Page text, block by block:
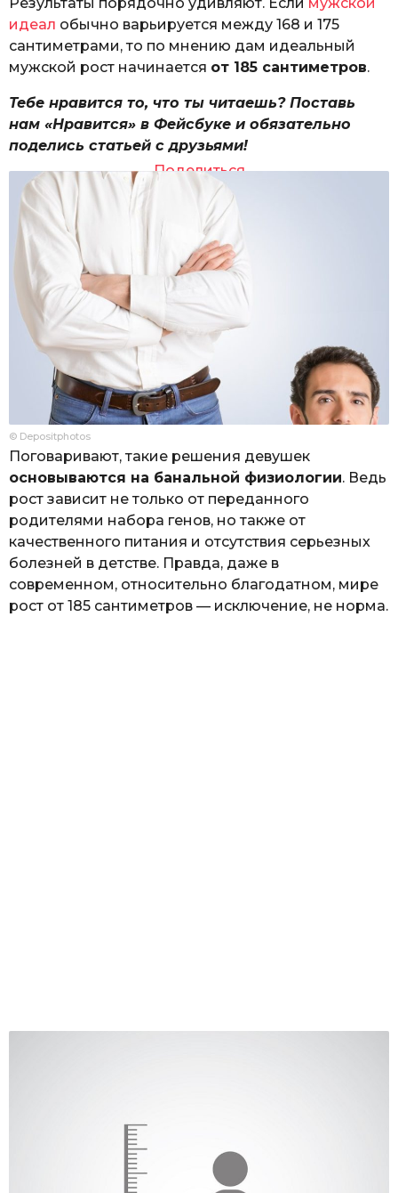
идеал обычно варьируется между 168 и 175
сантиметрами, то по мнению дам идеальный
мужской рост начинается от 185 сантиметров.
Тебе нравится то, что ты читаешь? Поставь
нам «Нравится» в Фейсбуке и обязательно
поделись статьей с друзьями!
Поделиться
© Depositphotos
Поговаривают, такие решения девушек
основываются на банальной физиологии. Ведь
рост зависит не только от переданного
родителями набора генов, но также от
качественного питания и отсутствия серьезных
болезней в детстве. Правда, даже в
современном, относительно благодатном, мире
рост от 185 сантиметров — исключение, не норма.